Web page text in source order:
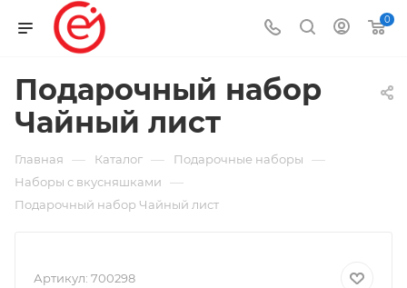
0
Подарочный набор
Чайный лист
Главная — Каталог — Подарочные наборы —
Наборы с вкусняшками —
Подарочный набор Чайный лист
Артикул: 700298